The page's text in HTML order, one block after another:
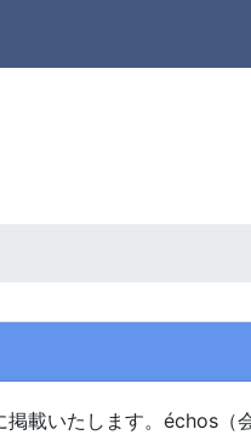
載いたします。échos（